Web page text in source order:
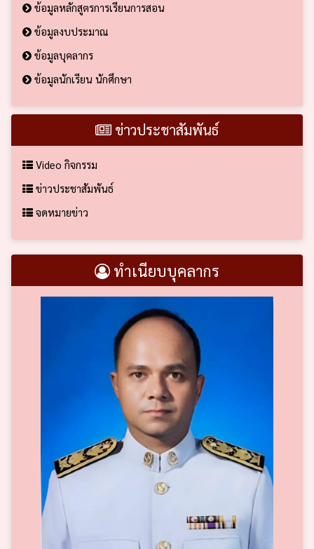
ข้อมูลหลักสูตรการเรียนการสอน
ข้อมูลงบประมาณ
ข้อมูลบุคลากร
ข้อมูลนักเรียน นักศึกษา
ข่าวประชาสัมพันธ์
Video กิจกรรม
ข่าวประชาสัมพันธ์
จดหมายข่าว
ทำเนียบบุคลากร